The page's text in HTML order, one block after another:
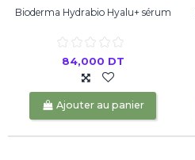
Bioderma Hydrabio Hyalu+ sérum
84,000 DT
Ajouter au panier